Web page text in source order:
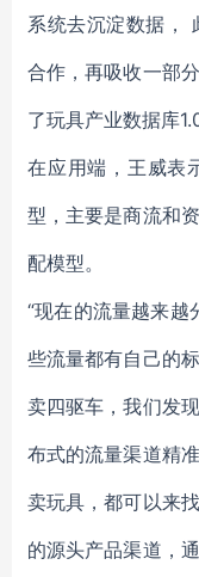
系统去沉淀数据，
合作，再吸收一部
了玩具产业数据库
在应用端，王威表
型，主要是商流和
配模型。
“现在的流量越来
些流量都有自己的
卖四驱车，我们发
布式的流量渠道精
卖玩具，都可以来
的源头产品渠道，